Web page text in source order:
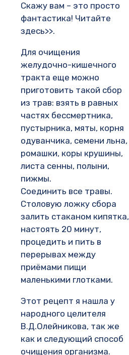
Скажу вам – это просто
фантастика! Читайте
здесь>>.
Для очищения
желудочно-кишечного
тракта еще можно
приготовить такой сбор
из трав: взять в равных
частях бессмертника,
пустырника, мяты, корня
одуванчика, семени льна,
ромашки, коры крушины,
листа сенны, полыни,
пижмы.
Соединить все травы.
Столовую ложку сбора
залить стаканом кипятка,
настоять 20 минут,
процедить и пить в
перерывах между
приёмами пищи
маленькими глотками.
Этот рецепт я нашла у
народного целителя
В.Д.Олейникова, так же
как и следующий способ
очищения организма.